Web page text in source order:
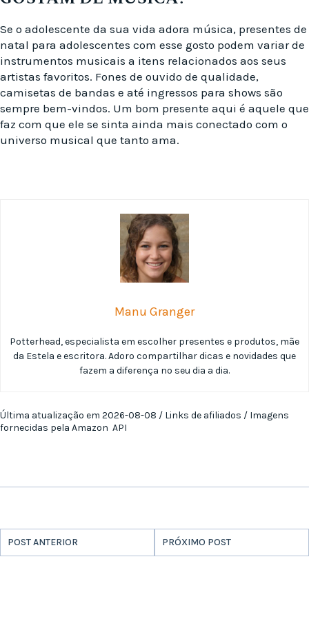
Se o adolescente da sua vida adora música, presentes de
natal para adolescentes com esse gosto podem variar de
instrumentos musicais a itens relacionados aos seus
artistas favoritos. Fones de ouvido de qualidade,
camisetas de bandas e até ingressos para shows são
sempre bem-vindos. Um bom presente aqui é aquele que
faz com que ele se sinta ainda mais conectado com o
universo musical que tanto ama.
Manu Granger
Potterhead, especialista em escolher presentes e produtos, mãe
da Estela e escritora. Adoro compartilhar dicas e novidades que
fazem a diferença no seu dia a dia.
Última atualização em 2026-08-08 / Links de afiliados / Imagens
fornecidas pela Amazon API
POST ANTERIOR PRÓXIMO POST